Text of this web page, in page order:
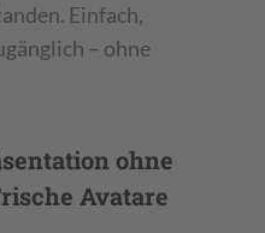
Einfach,
– ohne
ohne
Avatare